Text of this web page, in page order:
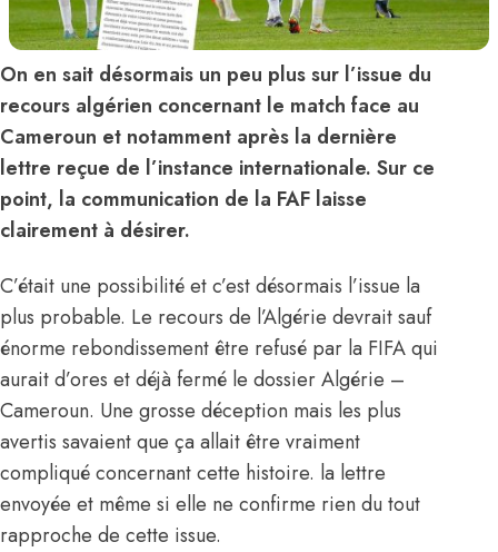
On en sait désormais un peu plus sur l’issue du
recours algérien concernant le match face au
Cameroun et notamment après la dernière
lettre reçue de l’instance internationale. Sur ce
point, la communication de la FAF laisse
clairement à désirer.
C’était une possibilité et c’est désormais l’issue la
plus probable. Le recours de l’Algérie devrait sauf
énorme rebondissement être refusé par la FIFA qui
aurait d’ores et déjà fermé le dossier Algérie –
Cameroun. Une grosse déception mais les plus
avertis savaient que ça allait être vraiment
compliqué concernant cette histoire. la lettre
envoyée et même si elle ne confirme rien du tout
rapproche de cette issue.